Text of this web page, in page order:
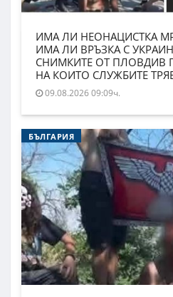
ИМА ЛИ НЕОНАЦИСТКА
ИМА ЛИ ВРЪЗКА С
СНИМКИТЕ ОТ ПЛОВДИВ
НА КОИТО СЛУЖБИТЕ
09.08.2026 09:09ч.
БЪЛГАРИЯ